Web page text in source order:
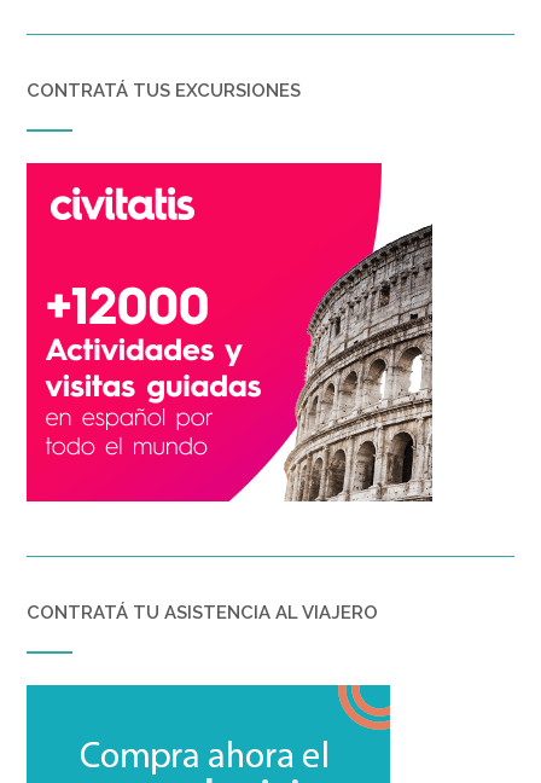
CONTRATÁ TUS EXCURSIONES
CONTRATÁ TU ASISTENCIA AL VIAJERO